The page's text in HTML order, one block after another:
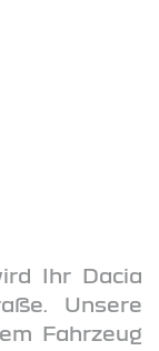
Ihr Dacia
Unsere
Fahrzeug